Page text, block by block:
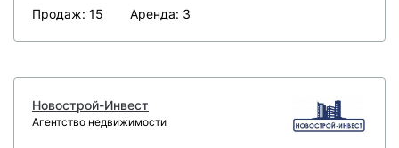
Продаж: 15
Аренда: 3
Новострой-Инвест
Агентство недвижимости